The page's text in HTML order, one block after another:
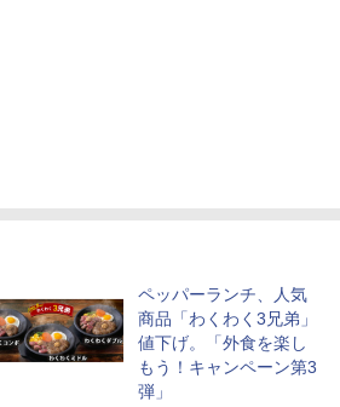
ペッパーランチ、人気
商品「わくわく3兄弟」
値下げ。「外食を楽し
もう！キャンペーン第3
弾」